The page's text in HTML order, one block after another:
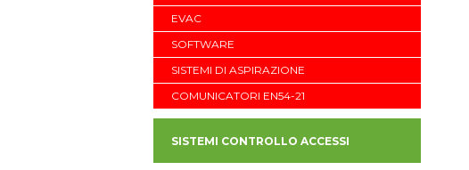
EVAC
SOFTWARE
SISTEMI DI ASPIRAZIONE
COMUNICATORI EN54-21
SISTEMI CONTROLLO ACCESSI